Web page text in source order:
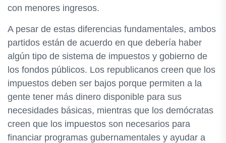
con menores ingresos.
A pesar de estas diferencias fundamentales, ambos
partidos están de acuerdo en que debería haber
algún tipo de sistema de impuestos y gobierno de
los fondos públicos. Los republicanos creen que los
impuestos deben ser bajos porque permiten a la
gente tener más dinero disponible para sus
necesidades básicas, mientras que los demócratas
creen que los impuestos son necesarios para
financiar programas gubernamentales y ayudar a